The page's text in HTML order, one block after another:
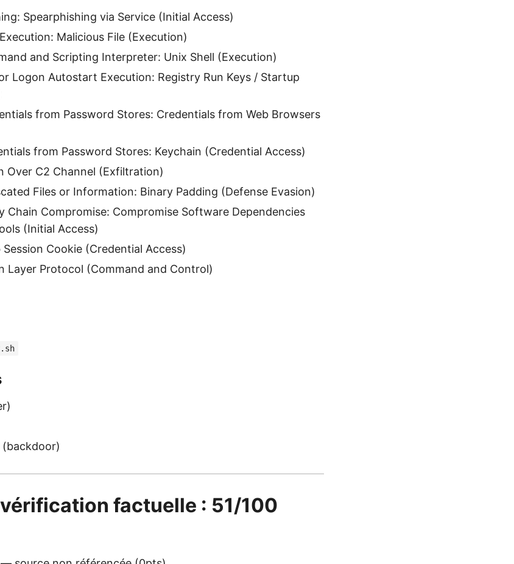
Spearphishing via Service (Initial Access)
Malicious File (Execution)
and Scripting Interpreter: Unix Shell (Execution)
Logon Autostart Execution: Registry Run Keys / Startup
from Password Stores: Credentials from Web Browsers
from Password Stores: Keychain (Credential Access)
C2 Channel (Exfiltration)
Files or Information: Binary Padding (Defense Evasion)
Chain Compromise: Compromise Software Dependencies
(Initial Access)
Cookie (Credential Access)
Layer Protocol (Command and Control)
(backdoor)
factuelle : 51/100